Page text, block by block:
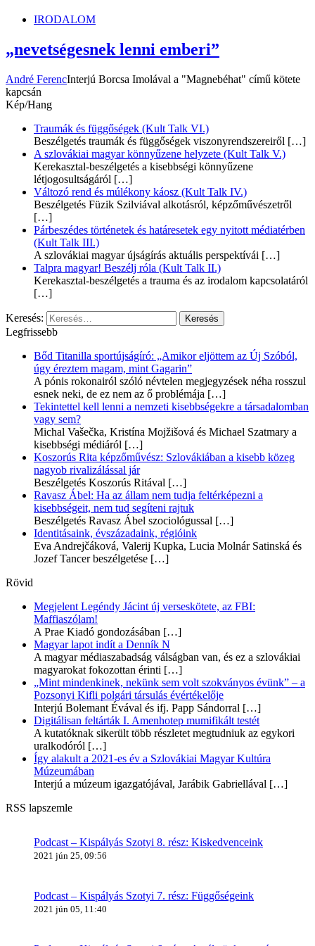
IRODALOM
„nevetségesnek lenni emberi”
André FerencInterjú Borcsa Imolával a "Magnebéhat" című kötete
kapcsán
Kép/Hang
Traumák és függőségek (Kult Talk VI.)
Beszélgetés traumák és függőségek viszonyrendszereiről […]
A szlovákiai magyar könnyűzene helyzete (Kult Talk V.)
Kerekasztal-beszélgetés a kisebbségi könnyűzene
létjogosultságáról […]
Változó rend és múlékony káosz (Kult Talk IV.)
Beszélgetés Füzik Szilviával alkotásról, képzőművészetről
[…]
Párbeszédes történetek és határesetek egy nyitott médiatérben
(Kult Talk III.)
A szlovákiai magyar újságírás aktuális perspektívái […]
Talpra magyar! Beszélj róla (Kult Talk II.)
Kerekasztal-beszélgetés a trauma és az irodalom kapcsolatáról
[…]
Keresés:
Legfrissebb
Bőd Titanilla sportújságíró: „Amikor eljöttem az Új Szóból,
úgy éreztem magam, mint Gagarin”
A pónis rokonairól szóló névtelen megjegyzések néha rosszul
esnek neki, de ez nem az ő problémája […]
Tekintettel kell lenni a nemzeti kisebbségekre a társadalomban
vagy sem?
Michal Vašečka, Kristína Mojžišová és Michael Szatmary a
kisebbségi médiáról […]
Koszorús Rita képzőművész: Szlovákiában a kisebb közeg
nagyob rivalizálással jár
Beszélgetés Koszorús Ritával […]
Ravasz Ábel: Ha az állam nem tudja feltérképezni a
kisebbségeit, nem tud segíteni rajtuk
Beszélgetés Ravasz Ábel szociológussal […]
Identitásaink, évszázadaink, régióink
Eva Andrejčáková, Valerij Kupka, Lucia Molnár Satinská és
Jozef Tancer beszélgetése […]
Rövid
Megjelent Legéndy Jácint új verseskötete, az FBI:
Maffiaszólam!
A Prae Kiadó gondozásában […]
Magyar lapot indít a Denník N
A magyar médiaszabadság válságban van, és ez a szlovákiai
magyarokat fokozottan érinti […]
„Mint mindenkinek, nekünk sem volt szokványos évünk” – a
Pozsonyi Kifli polgári társulás évértékelője
Interjú Bolemant Évával és ifj. Papp Sándorral […]
Digitálisan feltárták I. Amenhotep mumifikált testét
A kutatóknak sikerült több részletet megtudniuk az egykori
uralkodóról […]
Így alakult a 2021-es év a Szlovákiai Magyar Kultúra
Múzeumában
Interjú a múzeum igazgatójával, Jarábik Gabriellával […]
RSS lapszemle
Podcast – Kispályás Szotyi 8. rész: Kiskedvenceink
2021 jún 25, 09:56
Podcast – Kispályás Szotyi 7. rész: Függőségeink
2021 jún 05, 11:40